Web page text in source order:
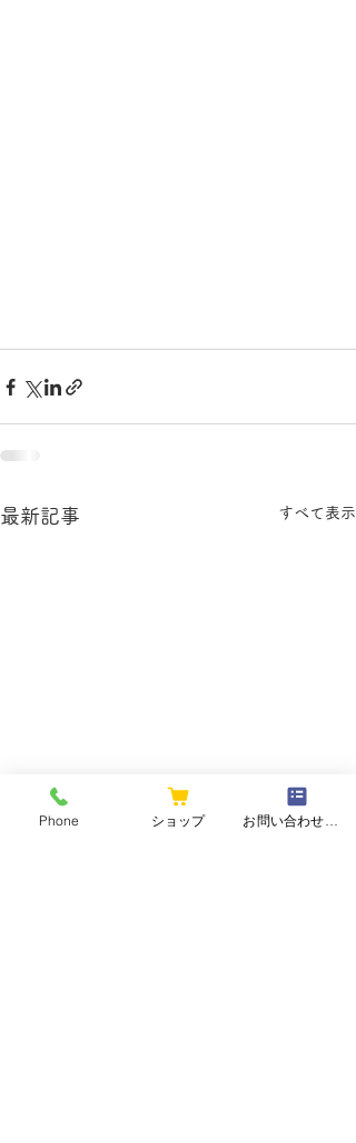
最新記事 すべて表示
Phone ショップ